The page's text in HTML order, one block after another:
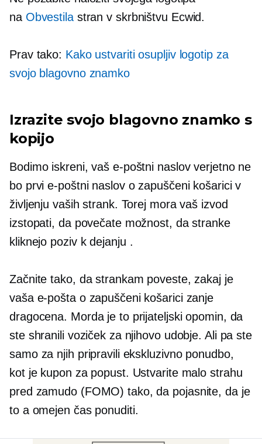
na Obvestilastran v skrbništvu Ecwid.
Prav tako: Kako ustvariti osupljiv logotip za
svojo blagovno znamko
Izrazite svojo blagovno znamko s
kopijo
Bodimo iskreni, vaš e-poštni naslov verjetno ne
bo prvi e-poštni naslov o zapuščeni košarici v
življenju vaših strank. Torej mora vaš izvod
izstopati, da povečate možnost, da stranke
kliknejo poziv k dejanju .
Začnite tako, da strankam poveste, zakaj je
vaša e-pošta o zapuščeni košarici zanje
dragocena. Morda je to prijateljski opomin, da
ste shranili voziček za njihovo udobje. Ali pa ste
samo za njih pripravili ekskluzivno ponudbo,
kot je kupon za popust. Ustvarite malo strahu
pred zamudo (FOMO) tako, da pojasnite, da je
to a omejen časponuditi.